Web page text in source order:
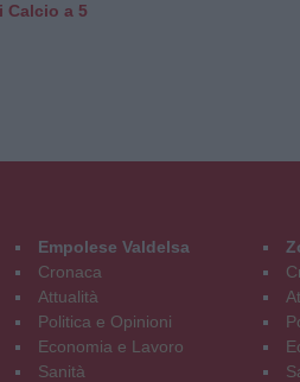
Calcio a 5
Empolese Valdelsa
Cronaca
Attualità
Politica e Opinioni
Economia e Lavoro
Sanità